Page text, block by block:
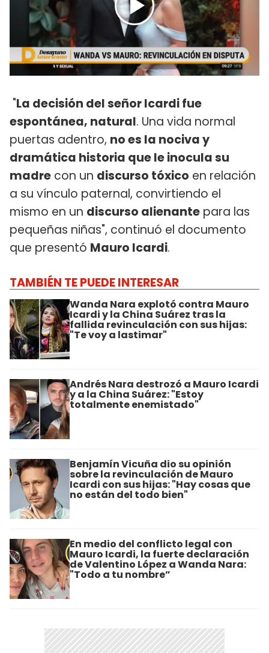
"La decisión del señor Icardi fue
espontánea, natural. Una vida normal
puertas adentro, no es la nociva y
dramática historia que le inocula su
madre con un discurso tóxico en relación
a su vínculo paternal, convirtiendo el
mismo en un discurso alienante para las
pequeñas niñas", continuó el documento
que presentó Mauro Icardi.
TAMBIÉN TE PUEDE INTERESAR
Wanda Nara explotó contra Mauro
Icardi y la China Suárez tras la
fallida revinculación con sus hijas:
"Te voy a lastimar"
Andrés Nara destrozó a Mauro Icardi
y a la China Suárez: "Estoy
totalmente enemistado"
Benjamín Vicuña dio su opinión
sobre la revinculación de Mauro
Icardi con sus hijas: "Hay cosas que
no están del todo bien"
En medio del conflicto legal con
Mauro Icardi, la fuerte declaración
de Valentino López a Wanda Nara:
"Todo a tu nombre”